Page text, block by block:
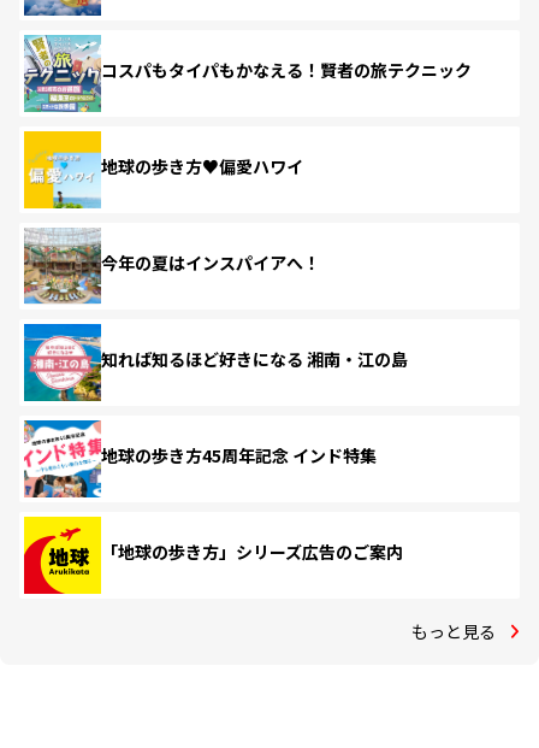
コスパもタイパもかなえる！賢者の旅テクニック
地球の歩き方♥偏愛ハワイ
今年の夏はインスパイアへ！
知れば知るほど好きになる 湘南・江の島
地球の歩き方45周年記念 インド特集
「地球の歩き方」シリーズ広告のご案内
もっと見る